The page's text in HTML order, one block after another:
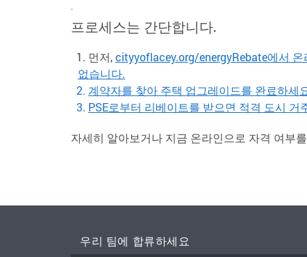
.
프로세스는 간단합니다.
먼저,cityyoflacey.org/energyRebate에서 온
없습니다.
계약자를 찾아 주택 업그레이드를 완료하세
PSE로부터 리베이트를 받으면 적격 도시
자세히 알아보거나 지금 온라인으로 자격 여부를
우리 팀에 합류하세요